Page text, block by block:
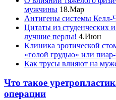
мужчины 18.Мар
Антигены системы Келл-
Цитаты из студенческих
лучшие перлы! 4.Июн
Клиника эротической
«голой грудью» или
Как трусы влияют на
Что такое
операции